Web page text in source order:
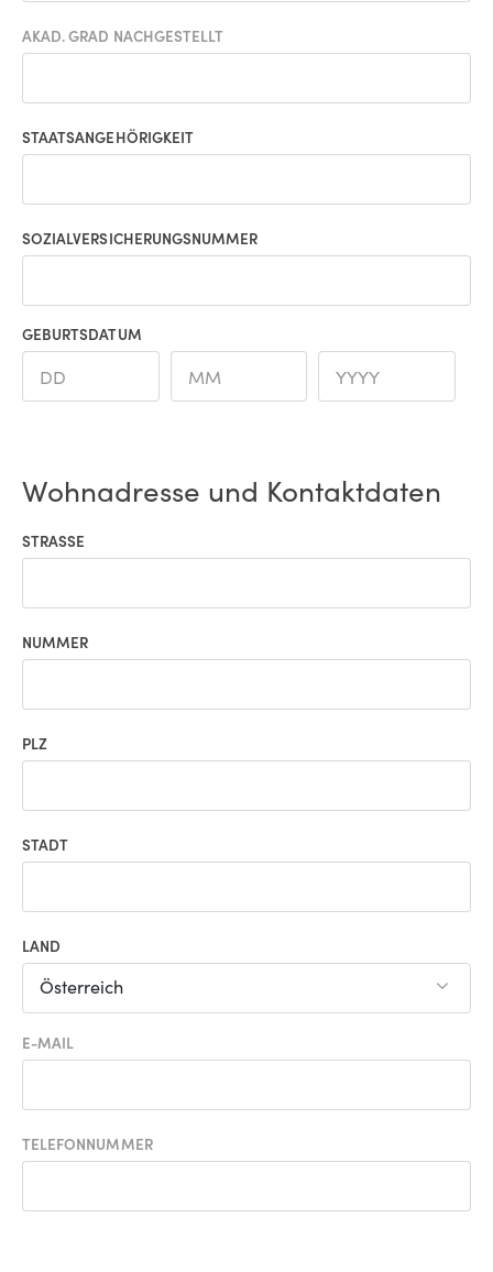
AKAD. GRAD NACHGESTELLT
STAATSANGEHÖRIGKEIT
SOZIALVERSICHERUNGSNUMMER
GEBURTSDATUM
Wohnadresse und Kontaktdaten
STRASSE
NUMMER
PLZ
STADT
LAND
Österreich
E-MAIL
TELEFONNUMMER